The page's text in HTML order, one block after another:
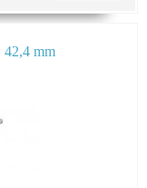
42,4 mm